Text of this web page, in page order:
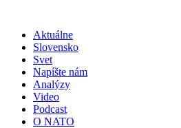
contentAktuálne
Slovensko
Svet
Napíšte nám
Analýzy
Video
Podcast
O NATO